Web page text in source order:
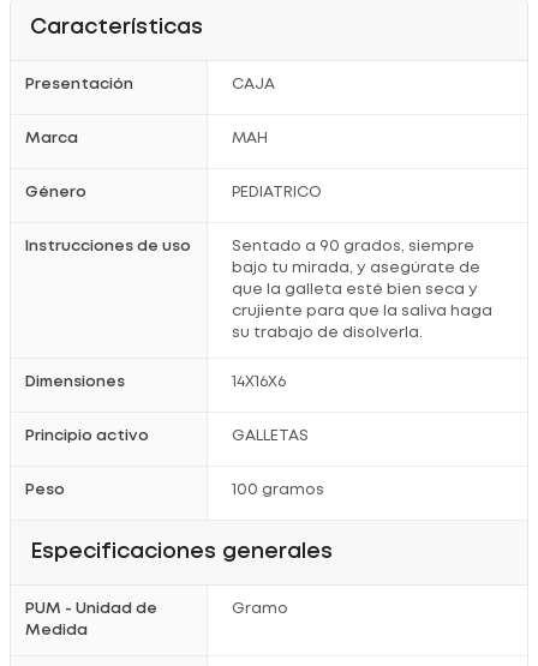
No deje al niño solo mientras come. Este producto es un
complemento a la leche materna/fórmula y no debe sustituirla.
Características
Presentación CAJA
Marca MAH
Género PEDIATRICO
Instrucciones de uso
Sentado a 90 grados, siempre
bajo tu mirada, y asegúrate de
que la galleta esté bien seca y
crujiente para que la saliva haga
su trabajo de disolverla.
Dimensiones 14X16X6
Principio activo GALLETAS
Peso 100 gramos
Especificaciones generales
PUM - Unidad de
Medida
Gramo